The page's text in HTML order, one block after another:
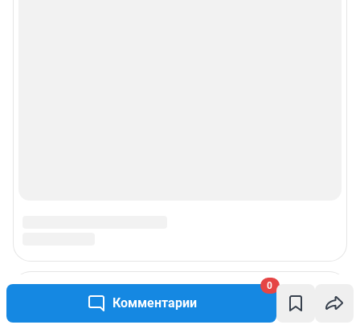
Комментарии
0